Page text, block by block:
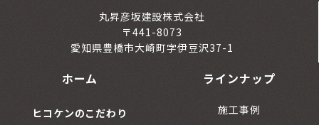
丸昇彦坂建設株式会社
〒441-8073
愛知県豊橋市大崎町字伊豆沢37-1
ホーム
ヒコケンのこだわり
ラインナップ
施工事例